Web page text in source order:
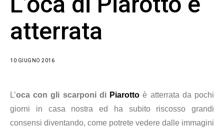
atterrata
10 GIUGNO 2016
L’oca con gli scarponi di Piarotto è atterrata da pochi
giorni in casa nostra ed ha subito riscosso grandi
consensi diventando, come potrete vedere dalle immagini